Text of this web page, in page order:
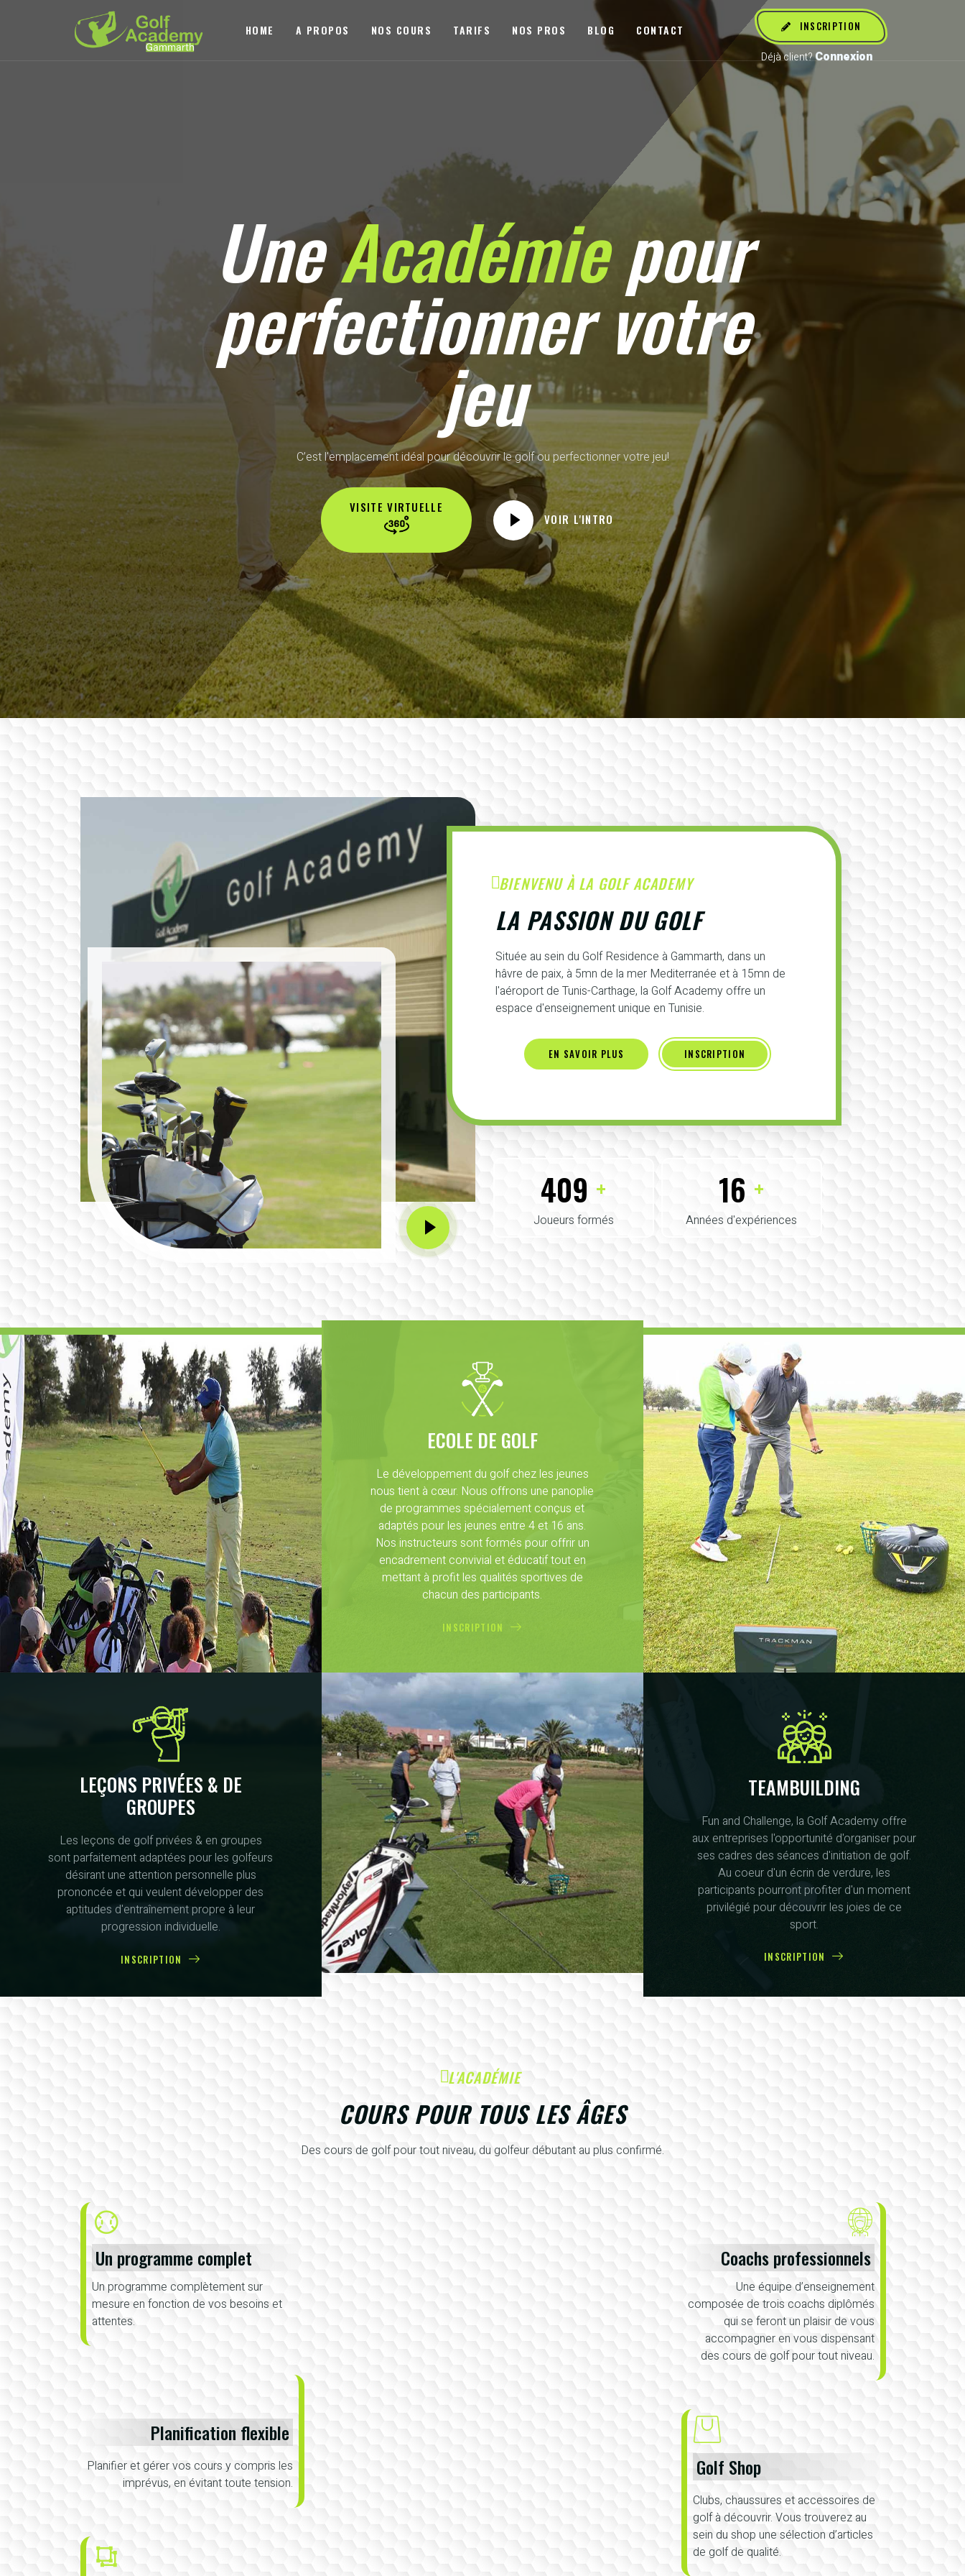
HOME A PROPOS NOS COURS TARIFS NOS PROS BLOG CONTACT INSCRIPTION
Déjà client?Connexion
UneAcadémiepour
perfectionner votre
jeu
C’est l'emplacement idéal pour découvrir le golf ou perfectionner votre jeu!
VISITE VIRTUELLE
VOIR L'INTRO
BIENVENU À LA GOLF ACADEMY
LA PASSION DU GOLF
Située au sein du Golf Residence à Gammarth, dans un
hâvre de paix, à 5mn de la mer Mediterranée et à 15mn de
l'aéroport de Tunis-Carthage, la Golf Academy offre un
espace d'enseignement unique en Tunisie.
EN SAVOIR PLUS INSCRIPTION
425 +
Joueurs formés
16 +
Années d'expériences
ECOLE DE GOLF
Le développement du golf chez les jeunes
nous tient à cœur. Nous offrons une panoplie
de programmes spécialement conçus et
adaptés pour les jeunes entre 4 et 16 ans.
Nos instructeurs sont formés pour offrir un
encadrement convivial et éducatif tout en
mettant à profit les qualités sportives de
chacun des participants.
INSCRIPTION
LEÇONS PRIVÉES & DE
GROUPES
Les leçons de golf privées & en groupes
sont parfaitement adaptées pour les golfeurs
désirant une attention personnelle plus
prononcée et qui veulent développer des
aptitudes d'entraînement propre à leur
progression individuelle.
INSCRIPTION
TEAMBUILDING
Fun and Challenge, la Golf Academy offre
aux entreprises l'opportunité d'organiser pour
ses cadres des séances d'initiation de golf.
Au coeur d'un écrin de verdure, les
participants pourront profiter d'un moment
privilégié pour découvrir les joies de ce
sport.
INSCRIPTION
L'ACADÉMIE
COURS POUR TOUS LES ÂGES
Des cours de golf pour tout niveau, du golfeur débutant au plus confirmé.
Un programme complet
Un programme complètement sur
mesure en fonction de vos besoins et
attentes.
Planification flexible
Planifier et gérer vos cours y compris les
imprévus, en évitant toute tension.
Coachs professionnels
Une équipe d’enseignement
composée de trois coachs diplômés
qui se feront un plaisir de vous
accompagner en vous dispensant
des cours de golf pour tout niveau.
Golf Shop
Clubs, chaussures et accessoires de
golf à découvrir. Vous trouverez au
sein du shop une sélection d’articles
de golf de qualité.